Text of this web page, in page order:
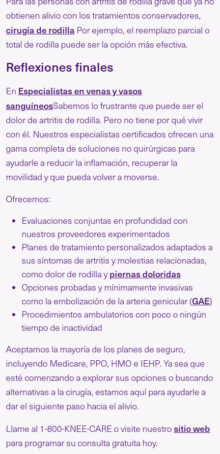
obtienen alivio con los tratamientos conservadores,
cirugía de rodilla Por ejemplo, el reemplazo parcial o
total de rodilla puede ser la opción más efectiva.
Reflexiones finales
En Especialistas en venas y vasos
sanguíneosSabemos lo frustrante que puede ser el
dolor de artritis de rodilla. Pero no tiene por qué vivir
con él. Nuestros especialistas certificados ofrecen una
gama completa de soluciones no quirúrgicas para
ayudarle a reducir la inflamación, recuperar la
movilidad y que pueda volver a moverse.
Ofrecemos:
Evaluaciones conjuntas en profundidad con
nuestros proveedores experimentados
Planes de tratamiento personalizados adaptados a
sus síntomas de artritis y molestias relacionadas,
como dolor de rodilla ypiernas doloridas
Opciones probadas y mínimamente invasivas
como la embolización de la arteria genicular (GAE)
Procedimientos ambulatorios con poco o ningún
tiempo de inactividad
Aceptamos la mayoría de los planes de seguro,
incluyendo Medicare, PPO, HMO e IEHP. Ya sea que
esté comenzando a explorar sus opciones o buscando
alternativas a la cirugía, estamos aquí para ayudarle a
dar el siguiente paso hacia el alivio.
Llame al 1-800-KNEE-CARE o visite nuestrositio web
para programar su consulta gratuita hoy.